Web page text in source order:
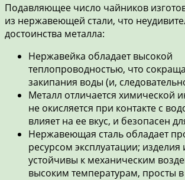
Подавляющее число чайников
из нержавеющей стали, что
достоинства металла:
Нержавейка обладает высокой
теплопроводностью, что
закипания воды (и,
Металл отличается химической
не окисляется при контакте с
влияет на ее вкус, и безопасен
Нержавеющая сталь обладает
ресурсом эксплуатации; изделия
устойчивы к механическим
высоким температурам, просты в